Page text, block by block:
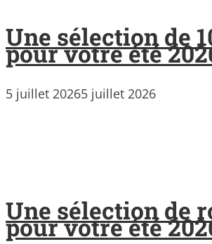
Une sélection de
pour votre été
5 juillet 20265 juillet 2026
Une sélection de
pour votre été